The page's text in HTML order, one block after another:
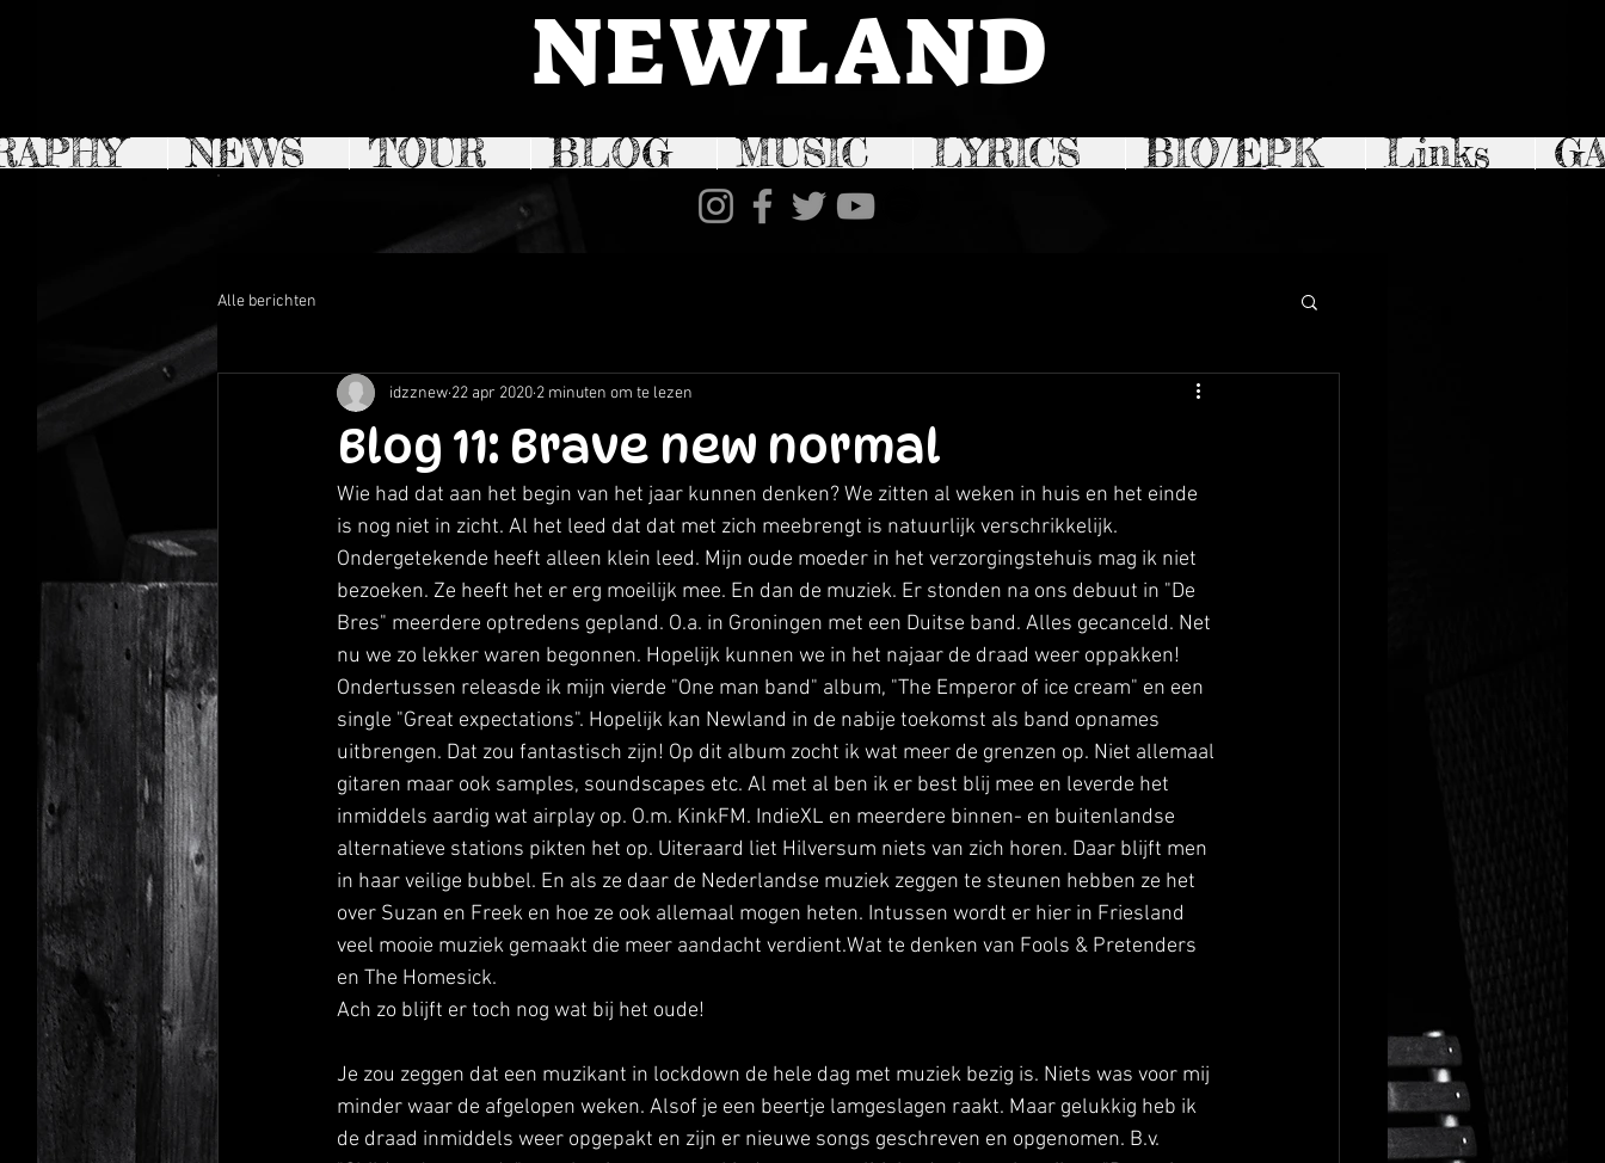
NEWLAND
Inloggen
NEWS TOUR BLOG MUSIC LYRICS BIO/EPK Links
Alle berichten
Blog 11: Brave new normal
idzznew 22 apr 2020 2 minuten om te lezen
Wie had dat aan het begin van het jaar kunnen denken? We zitten al weken in huis en het einde
is nog niet in zicht. Al het leed dat dat met zich meebrengt is natuurlijk verschrikkelijk.
Ondergetekende heeft alleen klein leed. Mijn oude moeder in het verzorgingstehuis mag ik niet
bezoeken. Ze heeft het er erg moeilijk mee. En dan de muziek. Er stonden na ons debuut in "De
Bres" meerdere optredens gepland. O.a. in Groningen met een Duitse band. Alles gecanceld. Net
nu we zo lekker waren begonnen. Hopelijk kunnen we in het najaar de draad weer oppakken!
Ondertussen releasde ik mijn vierde "One man band" album, "The Emperor of ice cream" en een
single "Great expectations". Hopelijk kan Newland in de nabije toekomst als band opnames
uitbrengen. Dat zou fantastisch zijn! Op dit album zocht ik wat meer de grenzen op. Niet allemaal
gitaren maar ook samples, soundscapes etc. Al met al ben ik er best blij mee en leverde het
inmiddels aardig wat airplay op. O.m. KinkFM. IndieXL en meerdere binnen- en buitenlandse
alternatieve stations pikten het op. Uiteraard liet Hilversum niets van zich horen. Daar blijft men
in haar veilige bubbel. En als ze daar de Nederlandse muziek zeggen te steunen hebben ze het
over Suzan en Freek en hoe ze ook allemaal mogen heten. Intussen wordt er hier in Friesland
veel mooie muziek gemaakt die meer aandacht verdient.Wat te denken van Fools & Pretenders
en The Homesick.
Ach zo blijft er toch nog wat bij het oude!
Je zou zeggen dat een muzikant in lockdown de hele dag met muziek bezig is. Niets was voor mij
minder waar de afgelopen weken. Alsof je een beertje lamgeslagen raakt. Maar gelukkig heb ik
de draad inmiddels weer opgepakt en zijn er nieuwe songs geschreven en opgenomen. B.v.